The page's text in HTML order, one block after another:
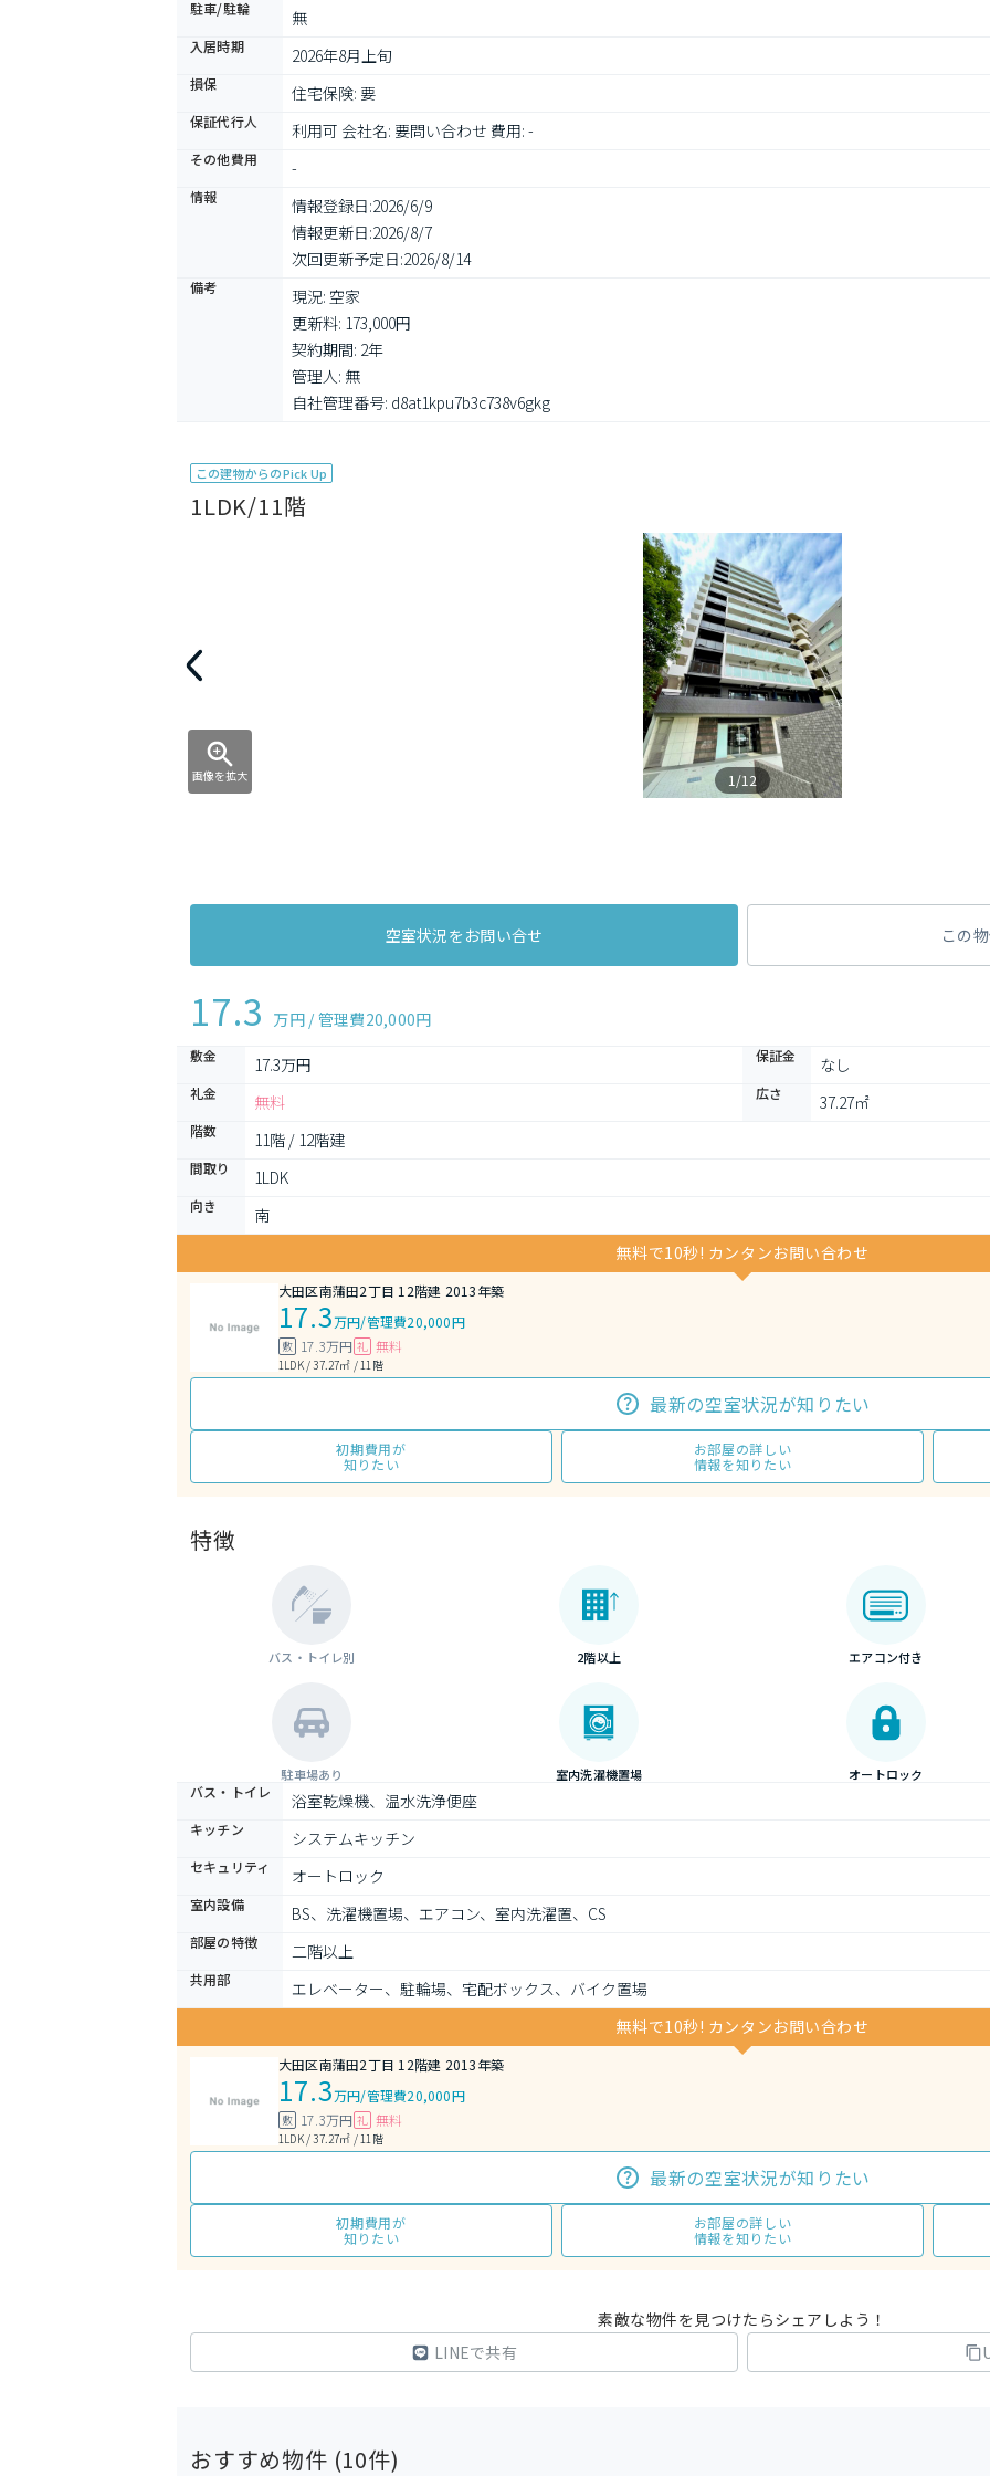
駐車/駐輪 無
入居時期 2026年8月上旬
損保 住宅保険: 要
保証代行人 利用可 会社名: 要問い合わせ 費用: -
その他費用 -
情報 情報登録日:2026/6/9
情報更新日:2026/8/7
次回更新予定日:2026/8/14
備考
現況: 空家
更新料: 173,000円
契約期間: 2年
管理人: 無
自社管理番号: d8at1kpu7b3c738v6gkg
この建物からのPick Up
1LDK/11階
画像を拡大 1/12
空室状況をお問い合せ この
17.3 万円 / 管理費20,000円
敷金 17.3万円 保証金 なし
礼金 無料 広さ 37.27㎡
階数 11階 / 12階建
間取り 1LDK
向き
南
無料で10秒! カンタンお問い合わせ
大田区南蒲田2丁目 12階建 2013年築
17.3万円/管理費20,000円
敷 17.3万円 礼 無料
1LDK / 37.27㎡ / 11階
最新の空室状況が知りたい
初期費用が
知りたい
お部屋の詳しい
情報を知りたい
特徴
バス・トイレ別 2階以上 エアコン付き
駐車場あり 室内洗濯機置場 オートロック
バス・トイレ 浴室乾燥機、温水洗浄便座
キッチン システムキッチン
セキュリティ オートロック
室内設備 BS、洗濯機置場、エアコン、室内洗濯置、CS
部屋の特徴 二階以上
共用部
エレベーター、駐輪場、宅配ボックス、バイク置場
無料で10秒! カンタンお問い合わせ
大田区南蒲田2丁目 12階建 2013年築
17.3万円/管理費20,000円
敷 17.3万円 礼 無料
1LDK / 37.27㎡ / 11階
最新の空室状況が知りたい
初期費用が
知りたい
お部屋の詳しい
情報を知りたい
素敵な物件を見つけたらシェアしよう！
LINEで共有
おすすめ物件 (10件)